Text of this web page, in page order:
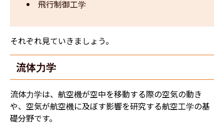
飛行制御工学
それぞれ見ていきましょう。
流体力学
流体力学は、航空機が空中を移動する際の空気の動き
や、空気が航空機に及ぼす影響を研究する航空工学の基
礎分野です。